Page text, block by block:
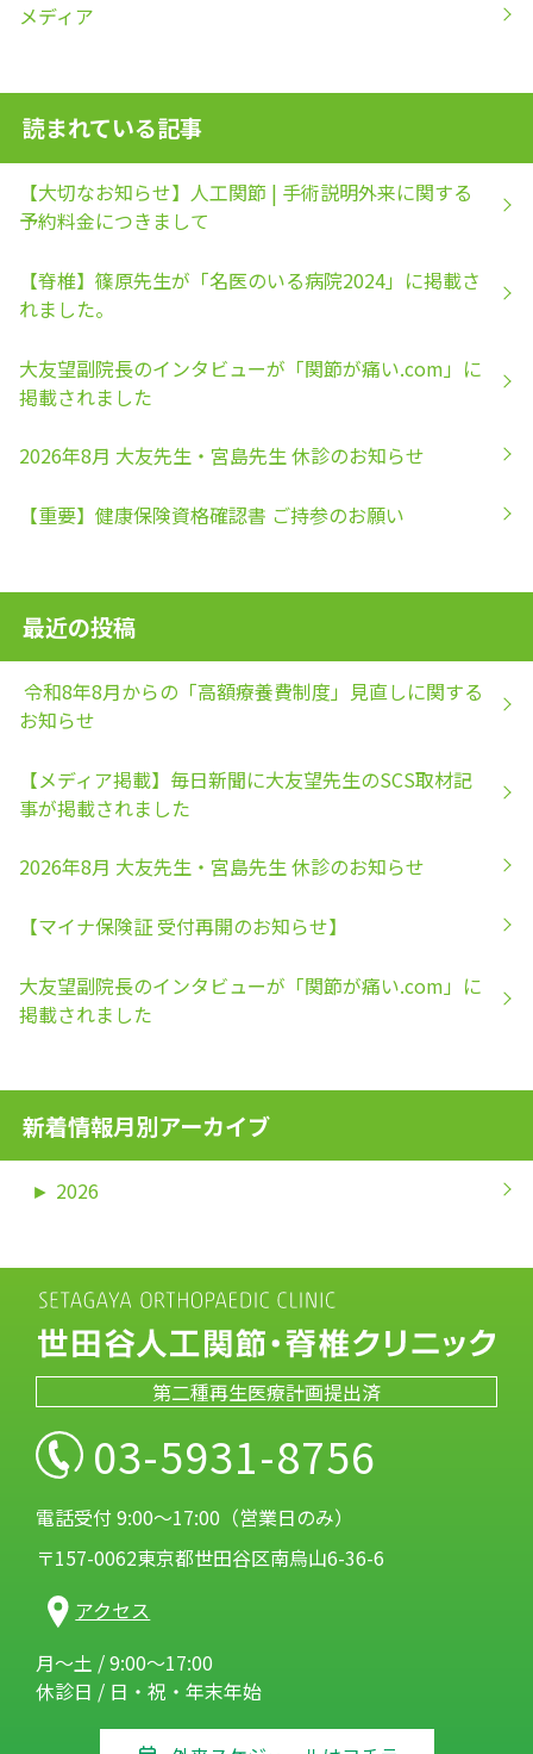
メディア
読まれている記事
【大切なお知らせ】人工関節 | 手術説明外来に関する
予約料金につきまして
【脊椎】篠原先生が「名医のいる病院2024」に掲載さ
れました。
大友望副院長のインタビューが「関節が痛い.com」に
掲載されました
2026年8月 大友先生・宮島先生 休診のお知らせ
【重要】健康保険資格確認書 ご持参のお願い
最近の投稿
令和8年8月からの「高額療養費制度」見直しに関する
お知らせ
【メディア掲載】毎日新聞に大友望先生のSCS取材記
事が掲載されました
2026年8月 大友先生・宮島先生 休診のお知らせ
【マイナ保険証 受付再開のお知らせ】
大友望副院長のインタビューが「関節が痛い.com」に
掲載されました
新着情報月別アーカイブ
► 2026
第二種再生医療計画提出済
03-5931-8756
電話受付 9:00～17:00（営業日のみ）
〒157-0062東京都世田谷区南烏山6-36-6
アクセス
月～土 / 9:00～17:00
休診日 / 日・祝・年末年始